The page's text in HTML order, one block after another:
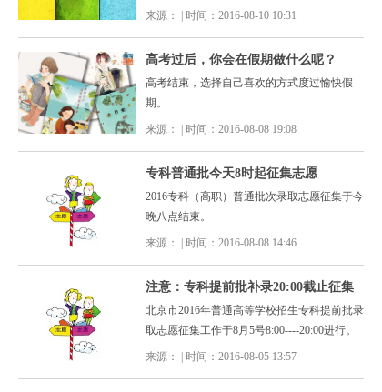
来源： | 时间：2016-08-10 10:31
高考过后，你会在假期做什么呢？
高考结束，选择自己喜欢的方式度过愉快假
期。
来源： | 时间：2016-08-08 19:08
专科普通批今天8时起征集志愿
2016专科（高职）普通批次录取志愿征集于今
晚八点结束。
来源： | 时间：2016-08-08 14:46
注意：专科提前批补录20:00截止征集
北京市2016年普通高等学校招生专科提前批录
取志愿征集工作于8月5号8:00----20:00进行。
来源： | 时间：2016-08-05 13:57